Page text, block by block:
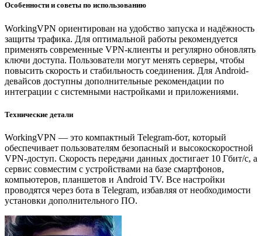
Особенности и советы по использованию
WorkingVPN ориентирован на удобство запуска и надёжность
защиты трафика. Для оптимальной работы рекомендуется
применять современные VPN-клиенты и регулярно обновлять
ключи доступа. Пользователи могут менять серверы, чтобы
повысить скорость и стабильность соединения. Для Android-
девайсов доступны дополнительные рекомендации по
интеграции с системными настройками и приложениями.
Технические детали
WorkingVPN — это компактный Telegram-бот, который
обеспечивает пользователям безопасный и высокоскоростной
VPN-доступ. Скорость передачи данных достигает 10 Гбит/с, а
сервис совместим с устройствами на базе смартфонов,
компьютеров, планшетов и Android TV. Все настройки
проводятся через бота в Telegram, избавляя от необходимости
установки дополнительного ПО.